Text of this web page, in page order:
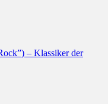
– Klassiker der